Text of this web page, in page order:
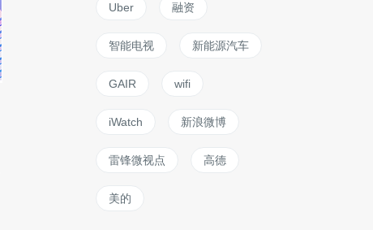
Uber 融资
智能电视 新能源汽车
GAIR wifi
iWatch 新浪微博
雷锋微视点 高德
美的